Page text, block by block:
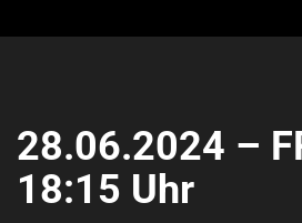
28.06.2024 –
18:15 Uhr